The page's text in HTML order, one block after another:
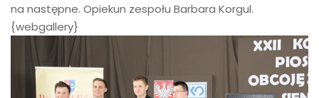
na następne. Opiekun zespołu Barbara Korgul.
{webgallery}